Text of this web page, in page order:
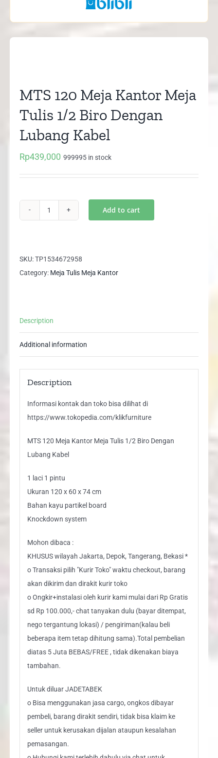
MTS 120 Meja Kantor Meja
Tulis 1/2 Biro Dengan
Lubang Kabel
Rp439,000 999995 in stock
Kantor
Meja
Dengan
Add to cart
SKU:TP1534672958
Category: Meja Tulis Meja Kantor
Description
Additional information
Description
Informasi kontak dan toko bisa dilihat di
https://www.tokopedia.com/klikfurniture
MTS 120 Meja Kantor Meja Tulis 1/2 Biro Dengan
Lubang Kabel
1 laci 1 pintu
Ukuran 120 x 60 x 74 cm
Bahan kayu partikel board
Knockdown system
Mohon dibaca :
KHUSUS wilayah Jakarta, Depok, Tangerang, Bekasi *
o Transaksi pilih "Kurir Toko" waktu checkout, barang
akan dikirim dan dirakit kurir toko
o Ongkir+instalasi oleh kurir kami mulai dari Rp Gratis
sd Rp 100.000,- chat tanyakan dulu (bayar ditempat,
nego tergantung lokasi) / pengiriman(kalau beli
beberapa item tetap dihitung sama).Total pembelian
diatas 5 Juta BEBAS/FREE , tidak dikenakan biaya
tambahan.
Untuk diluar JADETABEK
o Bisa menggunakan jasa cargo, ongkos dibayar
pembeli, barang dirakit sendiri, tidak bisa klaim ke
seller untuk kerusakan dijalan ataupun kesalahan
pemasangan.